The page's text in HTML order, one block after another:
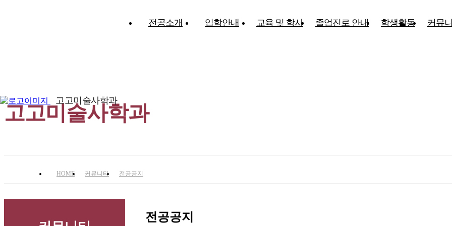
고고미술사학과
전공소개 입학안내 교육 및 학사 졸업진로 안내 학생활동 커뮤
고고미술사학과
HOME 커뮤니티 전공공지
전공공지